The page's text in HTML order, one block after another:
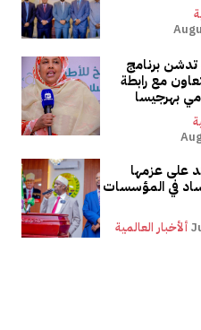
تدشن برنامج
مع رابطة
بهرجيسا
على عزمها
في المؤسسات
ألأخبار العالمية